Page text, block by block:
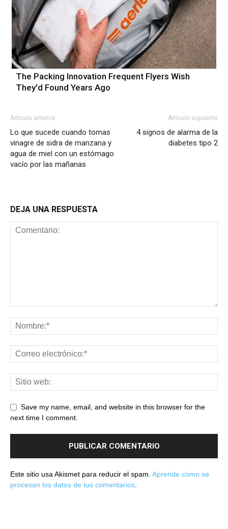
The Packing Innovation Frequent Flyers Wish
They'd Found Years Ago
Artículo anterior
Lo que sucede cuando tomas
vinagre de sidra de manzana y
agua de miel con un estómago
vacío por las mañanas
Artículo siguiente
4 signos de alarma de la
diabetes tipo 2
DEJA UNA RESPUESTA
Save my name, email, and website in this browser for the
next time I comment.
Este sitio usa Akismet para reducir el spam. Aprende cómo se
procesan los datos de tus comentarios.